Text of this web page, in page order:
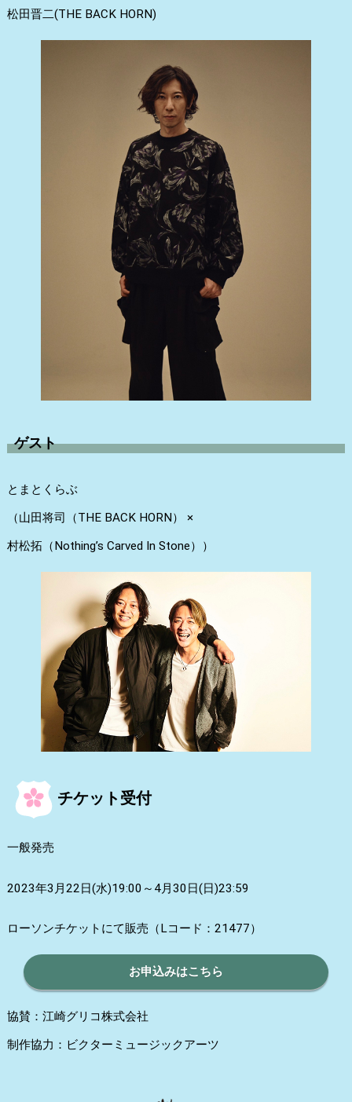
松田晋二(THE BACK HORN)
ゲスト
とまとくらぶ
（山田将司（THE BACK HORN） ×
村松拓（Nothing’s Carved In Stone））
チケット受付
一般発売
2023年3月22日(水)19:00～4月30日(日)23:59
ローソンチケットにて販売（Lコード：21477）
お申込みはこちら
協賛：江崎グリコ株式会社
制作協力：ビクターミュージックアーツ